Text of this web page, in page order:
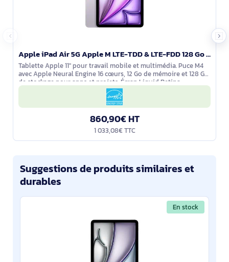
Apple iPad Air 5G Apple M LTE-TDD & LTE-FDD 128 Go 27,9 cm (11") 12 Go Wi-Fi 7 (802.11be) iPadOS 26 - MH7C4TY/A
Tablette Apple 11" pour travail mobile et multimédia. Puce M4
avec Apple Neural Engine 16 cœurs, 12 Go de mémoire et 128 Go
de stockage pour apps et projets. Écran Liquid Retina
2360×1640 antireflet
860,90€ HT
1 033,08€ TTC
Suggestions de produits similaires et
durables
En stock